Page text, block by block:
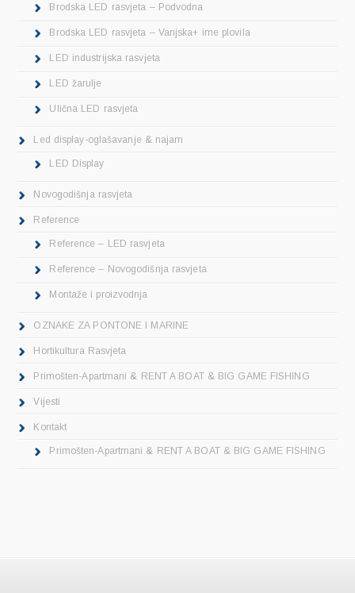
Brodska LED rasvjeta – Podvodna
Brodska LED rasvjeta – Vanjska+ ime plovila
LED industrijska rasvjeta
LED žarulje
Ulična LED rasvjeta
Led display-oglašavanje & najam
LED Display
Novogodišnja rasvjeta
Reference
Reference – LED rasvjeta
Reference – Novogodišnja rasvjeta
Montaže i proizvodnja
OZNAKE ZA PONTONE I MARINE
Hortikultura Rasvjeta
Primošten-Apartmani & RENT A BOAT & BIG GAME FISHING
Vijesti
Kontakt
Primošten-Apartmani & RENT A BOAT & BIG GAME FISHING